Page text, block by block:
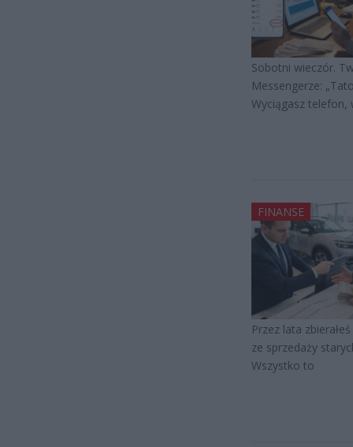
Sobotni wieczór.
Messengerze:
Wyciągasz telefon,
FINANSE
Przez lata
ze sprzedaży
Wszystko to